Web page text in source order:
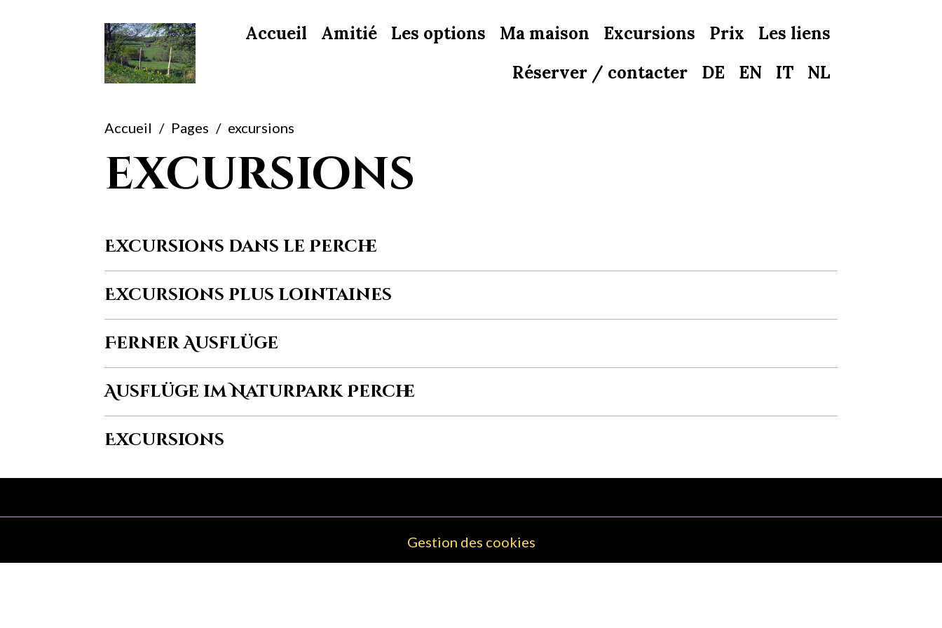
Accueil Amitié Les options Ma maison Excursions Prix
Les liens
Réserver / contacter
DE EN IT NL
Accueil Pages excursions
excursions
Excursions dans le Perche
Excursions plus lointaines
Ferner Ausflüge
Ausflüge im Naturpark Perche
Excursions
Gestion des cookies